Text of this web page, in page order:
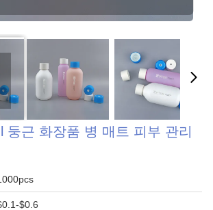
둥근 화장품 병 매트 피부 관리
$0.6